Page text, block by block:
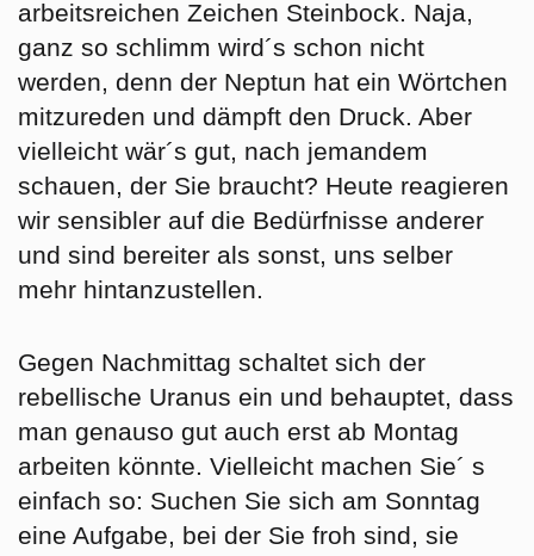
arbeitsreichen Zeichen Steinbock. Naja,
ganz so schlimm wird´s schon nicht
werden, denn der Neptun hat ein Wörtchen
mitzureden und dämpft den Druck. Aber
vielleicht wär´s gut, nach jemandem
schauen, der Sie braucht? Heute reagieren
wir sensibler auf die Bedürfnisse anderer
und sind bereiter als sonst, uns selber
mehr hintanzustellen.
Gegen Nachmittag schaltet sich der
rebellische Uranus ein und behauptet, dass
man genauso gut auch erst ab Montag
arbeiten könnte. Vielleicht machen Sie´ s
einfach so: Suchen Sie sich am Sonntag
eine Aufgabe, bei der Sie froh sind, sie